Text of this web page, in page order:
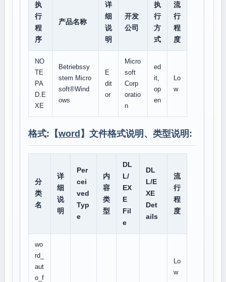
执
行
程
序
产品名称
详
细
说
明
开发
公司
执
行
方
式
流
行
程
度
NO
TE
PA
D.E
XE
Betriebssy
stem Micro
soft®Wind
ows
E
dit
or
Micro
soft
Corp
oratio
n
ed
it,
op
en
Lo
w
格式:【word 】文件格式说明、类型说明:
分
类
名
详
细
说
明
Per
cei
ved
Typ
e
内
容
类
型
DL
L/
EX
E
Fil
e
DL
L/E
XE
Det
ails
流
行
程
度
wo
rd_
aut
o_f
Lo
w